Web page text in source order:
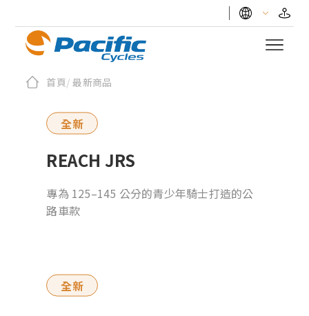
首頁/ 最新商品
全新
REACH JRS
專為 125–145 公分的青少年騎士打造的公
路車款
全新